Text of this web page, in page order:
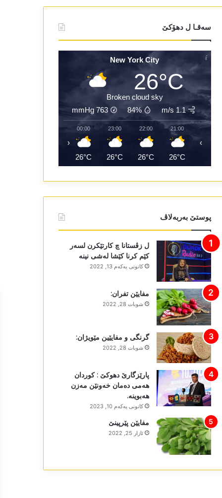
سەقـا ل دھۆکێ
New York City
26°C
Broken cloud sky
1.1 m/s
84%
763
mmHg
21:00
26°C
22:00
26°C
23:00
26°C
00:00
26°C
‹ ›
پوستێ بەربەلاڤ
ل زڤستانا چ کارتێکرن لسەر
کێم کرنا کێشا لەشی نینە
كانونی یه‌كه‌م 13, 2022
مفایێن تفران:
شوبات 28, 2022
گرنگی و مفایێین مێویژان:
شوبات 28, 2022
پارێزگارێ دھوکێ : کوردان
ھەمی دەمان خەونێن مەزن
ھەبوینە.
كانونی یه‌كه‌م 10, 2023
مفایێن پێرپینێ
ئازار 25, 2022